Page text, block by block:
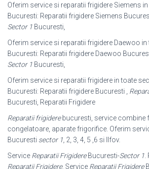
Oferim service si reparatii frigidere Siemens
Bucuresti: Reparatii frigidere Siemens
Sector 1 Bucuresti,
Oferim service si reparatii frigidere Daewoo
Bucuresti: Reparatii frigidere Daewoo
Sector 1 Bucuresti,
Oferim service si reparatii frigidere in toate
Bucuresti: Reparatii frigidere Bucuresti ,
Bucuresti, Reparatii Frigidere
Reparatii frigiderebucuresti, service combine
congelatoare, aparate frigorifice. Oferim
Bucuresti sector 1, 2, 3, 4, 5 ,6 si Ilfov.
Service Reparatii FrigidereBucuresti-Sector 1.
Reparatii Frigidere. Service Reparatii Frigidere